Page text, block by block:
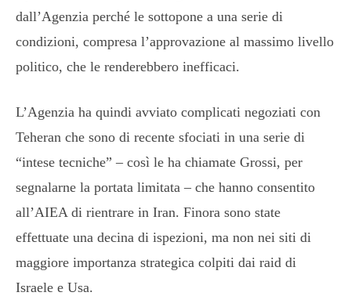
dall’Agenzia perché le sottopone a una serie di
condizioni, compresa l’approvazione al massimo livello
politico, che le renderebbero inefficaci.
L’Agenzia ha quindi avviato complicati negoziati con
Teheran che sono di recente sfociati in una serie di
“intese tecniche” – così le ha chiamate Grossi, per
segnalarne la portata limitata – che hanno consentito
all’AIEA di rientrare in Iran. Finora sono state
effettuate una decina di ispezioni, ma non nei siti di
maggiore importanza strategica colpiti dai raid di
Israele e Usa.